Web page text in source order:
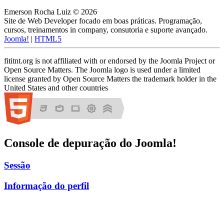
Emerson Rocha Luiz © 2026
Site de Web Developer focado em boas práticas. Programação,
cursos, treinamentos in company, consutoria e suporte avançado.
Joomla! | HTML5
fititnt.org is not affiliated with or endorsed by the Joomla Project or
Open Source Matters. The Joomla logo is used under a limited
license granted by Open Source Matters the trademark holder in the
United States and other countries
Console de depuração do Joomla!
Sessão
Informação do perfil